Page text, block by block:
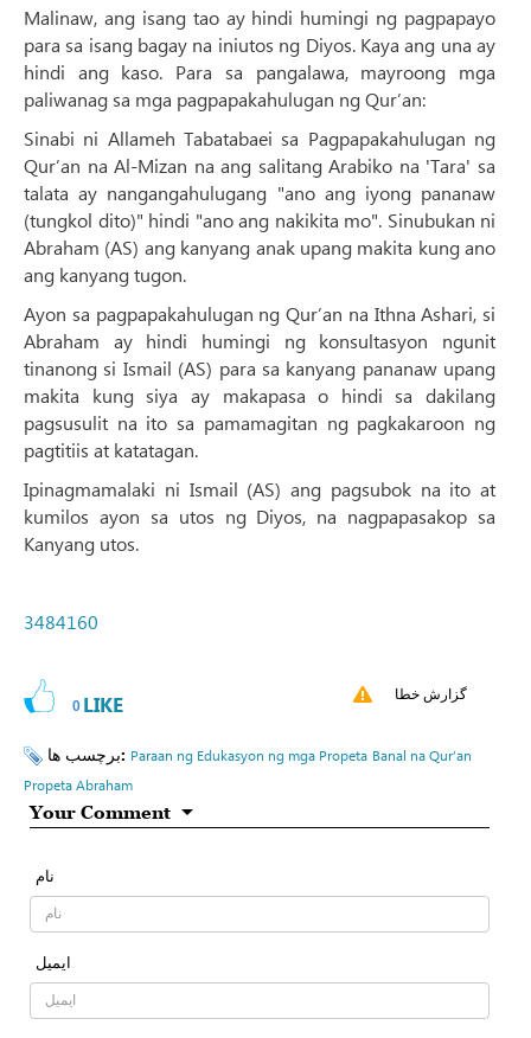
Malinaw, ang isang tao ay hindi humingi ng pagpapayo
para sa isang bagay na iniutos ng Diyos. Kaya ang una ay
hindi ang kaso. Para sa pangalawa, mayroong mga
paliwanag sa mga pagpapakahulugan ng Qur’an:
Sinabi ni Allameh Tabatabaei sa Pagpapakahulugan ng
Qur’an na Al-Mizan na ang salitang Arabiko na 'Tara' sa
talata ay nangangahulugang "ano ang iyong pananaw
(tungkol dito)" hindi "ano ang nakikita mo". Sinubukan ni
Abraham (AS) ang kanyang anak upang makita kung ano
ang kanyang tugon.
Ayon sa pagpapakahulugan ng Qur’an na Ithna Ashari, si
Abraham ay hindi humingi ng konsultasyon ngunit
tinanong si Ismail (AS) para sa kanyang pananaw upang
makita kung siya ay makapasa o hindi sa dakilang
pagsusulit na ito sa pamamagitan ng pagkakaroon ng
pagtitiis at katatagan.
Ipinagmamalaki ni Ismail (AS) ang pagsubok na ito at
kumilos ayon sa utos ng Diyos, na nagpapasakop sa
Kanyang utos.
3484160
0 LIKE گزارش خطا
برچسب ها: Paraan ng Edukasyon ng mga Propeta Banal na Qur’an
Propeta Abraham
Your Comment
نام
ایمیل